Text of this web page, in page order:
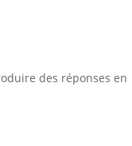
des réponses en